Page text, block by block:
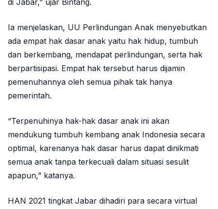
di Jabar,” ujar Bintang.
Ia menjelaskan, UU Perlindungan Anak menyebutkan
ada empat hak dasar anak yaitu hak hidup, tumbuh
dan berkembang, mendapat perlindungan, serta hak
berpartisipasi. Empat hak tersebut harus dijamin
pemenuhannya oleh semua pihak tak hanya
pemerintah.
“Terpenuhinya hak-hak dasar anak ini akan
mendukung tumbuh kembang anak Indonesia secara
optimal, karenanya hak dasar harus dapat dinikmati
semua anak tanpa terkecuali dalam situasi sesulit
apapun,” katanya.
HAN 2021 tingkat Jabar dihadiri para secara virtual